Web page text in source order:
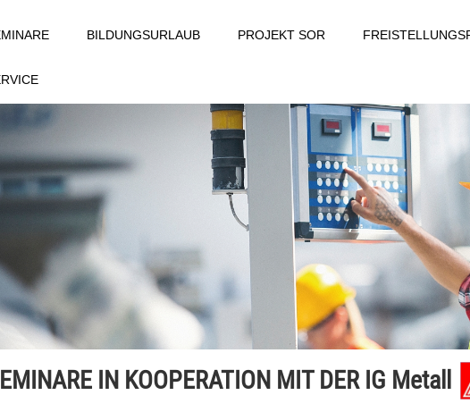
BILDUNGSURLAUB PROJEKT SOR
IN KOOPERATION MIT DER IG Metall